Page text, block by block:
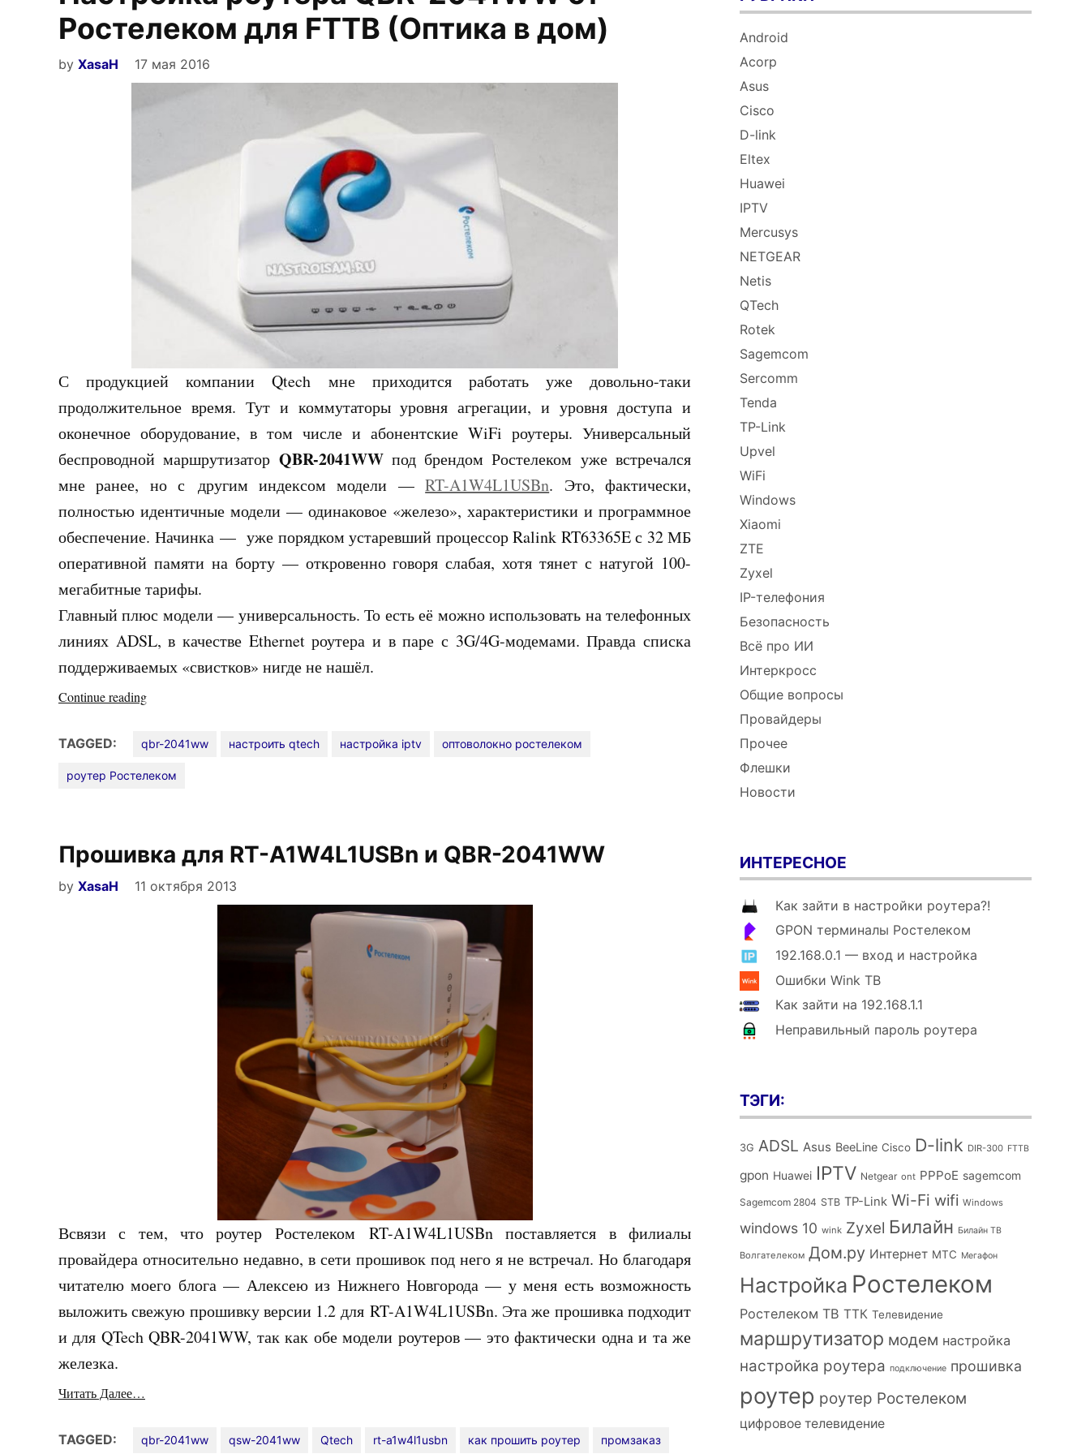
Ростелеком для FTTB (Оптика в дом)
by XasaH 17 мая 2016
С продукцией компании Qtech мне приходится работать уже довольно-таки
продолжительное время. Тут и коммутаторы уровня агрегации, и уровня доступа и
оконечное оборудование, в том числе и абонентские WiFi роутеры. Универсальный
беспроводной маршрутизатор QBR-2041WWпод брендом Ростелеком уже встречался
мне ранее, но с другим индексом модели —RT-A1W4L1USBn. Это, фактически,
полностью идентичные модели — одинаковое «железо», характеристики и программное
обеспечение. Начинка — уже порядком устаревший процессор Ralink RT63365E с 32 МБ
оперативной памяти на борту — откровенно говоря слабая, хотя тянет с натугой 100-
мегабитные тарифы.
Главный плюс модели — универсальность. То есть её можно использовать на телефонных
линиях ADSL, в качестве Ethernet роутера и в паре с 3G/4G-модемами. Правда списка
поддерживаемых «свистков» нигде не нашёл.
Continue reading«Настройка
QBR-
от
(Оптика
TAGGED: qbr-2041ww настроить qtech настройка iptv оптоволокно ростелеком
роутер Ростелеком
Прошивка для RT-A1W4L1USBn и QBR-2041WW
by XasaH 11 октября 2013
Всвязи с тем, что роутер Ростелеком RT-A1W4L1USBn поставляется в филиалы
провайдера относительно недавно, в сети прошивок под него я не встречал. Но благодаря
читателю моего блога — Алексею из Нижнего Новгорода — у меня есть возможность
выложить свежую прошивку версии 1.2 для RT-A1W4L1USBn. Эта же прошивка подходит
и для QTech QBR-2041WW, так как обе модели роутеров — это фактически одна и та же
железка.
Читать Далее…
TAGGED: qbr-2041ww qsw-2041ww Qtech rt-a1w4l1usbn как прошить роутер промзаказ
Android
Acorp
Asus
Cisco
D-link
Eltex
Huawei
IPTV
Mercusys
NETGEAR
Netis
QTech
Rotek
Sagemcom
Sercomm
Tenda
TP-Link
Upvel
WiFi
Windows
Xiaomi
ZTE
Zyxel
IP-телефония
Безопасность
Всё про ИИ
Интеркросс
Общие вопросы
Провайдеры
Прочее
Флешки
Новости
ИНТЕРЕСНОЕ
Как зайти в настройки роутера?!
GPON терминалы Ростелеком
192.168.0.1 — вход и настройка
Ошибки Wink ТВ
Как зайти на 192.168.1.1
Неправильный пароль роутера
ТЭГИ:
3G ADSL Asus BeeLine Cisco D-link DIR-300 FTTB
gpon Huawei IPTV Netgear ont PPPoE sagemcom
Sagemcom 2804 STB TP-Link Wi-Fi wifi Windows
windows 10 wink Zyxel Билайн Билайн ТВ
Волгателеком Дом.ру Интернет МТС Мегафон
Настройка Ростелеком
Ростелеком ТВ ТТК Телевидение
маршрутизатор модем настройка
настройка роутера подключение прошивка
роутер роутер Ростелеком
цифровое телевидение